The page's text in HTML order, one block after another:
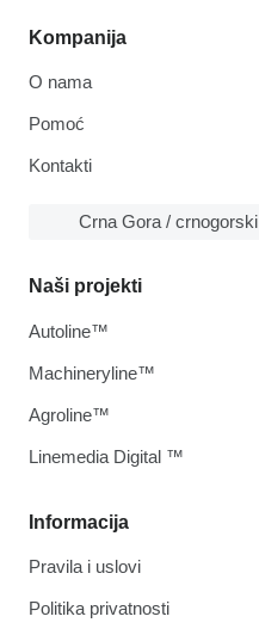
Kompanija
O nama
Pomoć
Kontakti
Crna Gora / crnogorski
Informacija
Pravila i uslovi
Politika privatnosti
Naši projekti
Autoline™
Machineryline™
Agroline™
Linemedia Digital ™